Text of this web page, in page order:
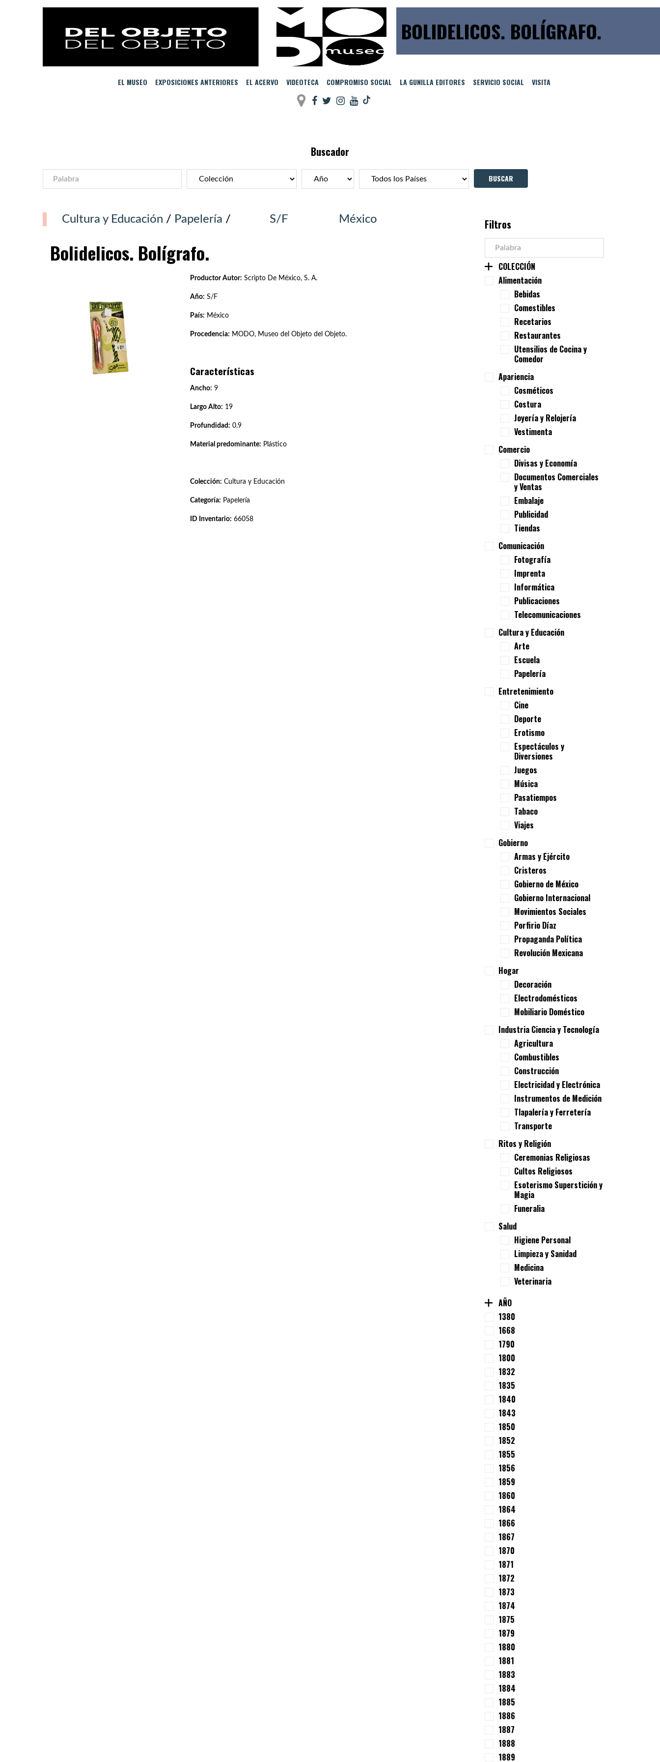
BOLIDELICOS. BOLÍGRAFO.
EL MUSEO EXPOSICIONES ANTERIORES EL ACERVO VIDEOTECA COMPROMISO SOCIAL LA GUNILLA EDITORES SERVICIO SOCIAL VISITA
Buscador
Cultura y Educación / Papelería / S/F México
Bolidelicos. Bolígrafo.
Productor Autor: Scripto De México, S. A.
Año: S/F
País: México
Procedencia: MODO, Museo del Objeto del Objeto.
Características
Ancho: 9
Largo Alto: 19
Profundidad: 0.9
Material predominante: Plástico
Colección: Cultura y Educación
Categoría: Papelería
ID Inventario: 66058
Filtros
COLECCIÓN
Alimentación
Bebidas
Comestibles
Recetarios
Restaurantes
Utensilios de Cocina y
Comedor
Apariencia
Cosméticos
Costura
Joyería y Relojería
Vestimenta
Comercio
Divisas y Economía
Documentos Comerciales
y Ventas
Embalaje
Publicidad
Tiendas
Comunicación
Fotografía
Imprenta
Informática
Publicaciones
Telecomunicaciones
Cultura y Educación
Arte
Escuela
Papelería
Entretenimiento
Cine
Deporte
Erotismo
Espectáculos y
Diversiones
Juegos
Música
Pasatiempos
Tabaco
Viajes
Gobierno
Armas y Ejército
Cristeros
Gobierno de México
Gobierno Internacional
Movimientos Sociales
Porfirio Díaz
Propaganda Política
Revolución Mexicana
Hogar
Decoración
Electrodomésticos
Mobiliario Doméstico
Industria Ciencia y Tecnología
Agricultura
Combustibles
Construcción
Electricidad y Electrónica
Instrumentos de Medición
Tlapalería y Ferretería
Transporte
Ritos y Religión
Ceremonias Religiosas
Cultos Religiosos
Esoterismo Superstición y
Magia
Funeralia
Salud
Higiene Personal
Limpieza y Sanidad
Medicina
Veterinaria
AÑO
1380
1668
1790
1800
1832
1835
1840
1843
1850
1852
1855
1856
1859
1860
1864
1866
1867
1870
1871
1872
1873
1874
1875
1879
1880
1881
1883
1884
1885
1886
1887
1888
1889